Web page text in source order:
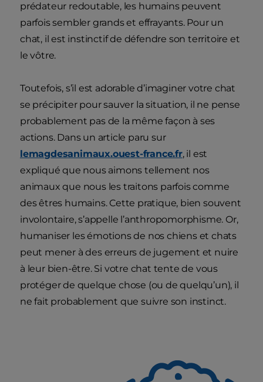
prédateur redoutable, les humains peuvent
parfois sembler grands et effrayants. Pour un
chat, il est instinctif de défendre son territoire et
le vôtre.
Toutefois, s’il est adorable d’imaginer votre chat
se précipiter pour sauver la situation, il ne pense
probablement pas de la même façon à ses
actions. Dans un article paru sur
lemagdesanimaux.ouest-france.fr, il est
expliqué que nous aimons tellement nos
animaux que nous les traitons parfois comme
des êtres humains. Cette pratique, bien souvent
involontaire, s’appelle l’anthropomorphisme. Or,
humaniser les émotions de nos chiens et chats
peut mener à des erreurs de jugement et nuire
à leur bien-être. Si votre chat tente de vous
protéger de quelque chose (ou de quelqu’un), il
ne fait probablement que suivre son instinct.